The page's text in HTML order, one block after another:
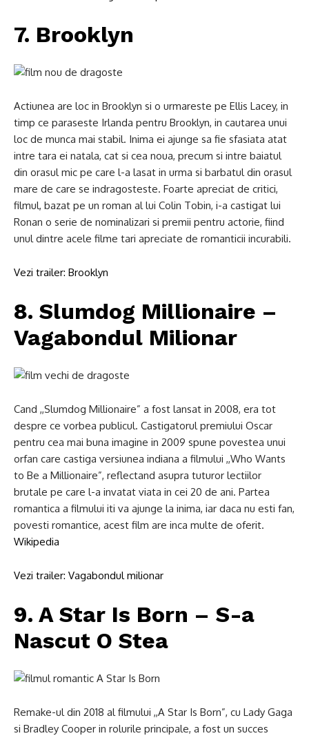
7. Brooklyn
Actiunea are loc in Brooklyn si o urmareste pe Ellis Lacey, in
timp ce paraseste Irlanda pentru Brooklyn, in cautarea unui
loc de munca mai stabil. Inima ei ajunge sa fie sfasiata atat
intre tara ei natala, cat si cea noua, precum si intre baiatul
din orasul mic pe care l-a lasat in urma si barbatul din orasul
mare de care se indragosteste. Foarte apreciat de critici,
filmul, bazat pe un roman al lui Colin Tobin, i-a castigat lui
Ronan o serie de nominalizari si premii pentru actorie, fiind
unul dintre acele filme tari apreciate de romanticii incurabili.
Vezi trailer: Brooklyn
8. Slumdog Millionaire –
Vagabondul Milionar
Cand ,,Slumdog Millionaire” a fost lansat in 2008, era tot
despre ce vorbea publicul. Castigatorul premiului Oscar
pentru cea mai buna imagine in 2009 spune povestea unui
orfan care castiga versiunea indiana a filmului ,,Who Wants
to Be a Millionaire”, reflectand asupra tuturor lectiilor
brutale pe care l-a invatat viata in cei 20 de ani. Partea
romantica a filmului iti va ajunge la inima, iar daca nu esti fan,
povesti romantice, acest film are inca multe de oferit.
Wikipedia
Vezi trailer: Vagabondul milionar
9. A Star Is Born – S-a
Nascut O Stea
Remake-ul din 2018 al filmului ,,A Star Is Born”, cu Lady Gaga
si Bradley Cooper in rolurile principale, a fost un succes